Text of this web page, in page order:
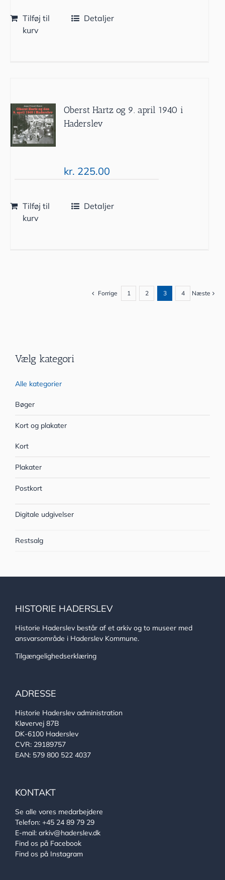
Tilføj til
kurv
Detaljer
Oberst Hartz og 9. april 1940 i
Haderslev
kr. 225.00
Tilføj til
kurv
Detaljer
Forrige 1 2 3 4 Næste
Vælg kategori
Alle kategorier
Bøger
Kort og plakater
Kort
Plakater
Postkort
Digitale udgivelser
Restsalg
HISTORIE HADERSLEV
Historie Haderslev består af et arkiv og to museer med
ansvarsområde i Haderslev Kommune.
Tilgængelighedserklæring
ADRESSE
Historie Haderslev administration
Kløvervej 87B
DK-6100 Haderslev
CVR: 29189757
EAN: 579 800 522 4037
KONTAKT
Se alle vores medarbejdere
Telefon: +45 24 89 79 29
E-mail: arkiv@haderslev.dk
Find os på Facebook
Find os på Instagram